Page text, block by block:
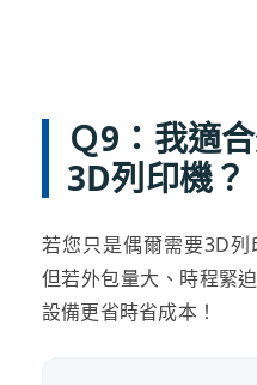
Ｑ9：我適
3D列印機？
若您只是偶爾需要3D列
但若外包量大、時程緊
設備更省時省成本！